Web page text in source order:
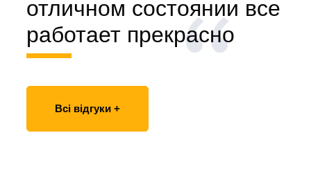
отличном состоянии все
работает прекрасно
Всі відгуки +